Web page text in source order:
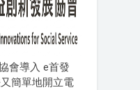
會導入 e首發
簡單地開立電